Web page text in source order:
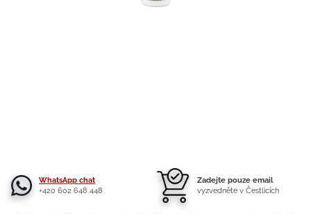
WhatsApp chat
+420 602 648 448
Zadejte pouze email
vyzvedněte v Čestlicích